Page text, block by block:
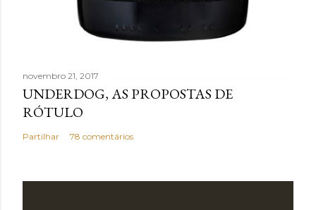
novembro 21, 2017
UNDERDOG, AS PROPOSTAS DE
RÓTULO
Partilhar 78 comentários